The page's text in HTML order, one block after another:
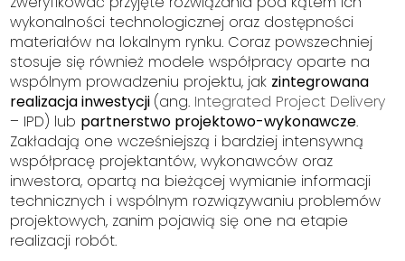
wykonalności technologicznej oraz dostępności
materiałów na lokalnym rynku. Coraz powszechniej
stosuje się również modele współpracy oparte na
wspólnym prowadzeniu projektu, jak zintegrowana
realizacja inwestycji (ang. Integrated Project Delivery
– IPD) lub partnerstwo projektowo-wykonawcze.
Zakładają one wcześniejszą i bardziej intensywną
współpracę projektantów, wykonawców oraz
inwestora, opartą na bieżącej wymianie informacji
technicznych i wspólnym rozwiązywaniu problemów
projektowych, zanim pojawią się one na etapie
realizacji robót.